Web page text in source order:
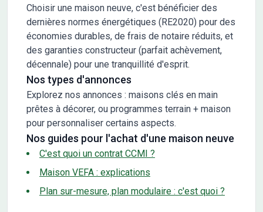
Choisir une maison neuve, c'est bénéficier des
dernières normes énergétiques (RE2020) pour des
économies durables, de frais de notaire réduits, et
des garanties constructeur (parfait achèvement,
décennale) pour une tranquillité d'esprit.
Nos types d'annonces
Explorez nos annonces : maisons clés en main
prêtes à décorer, ou programmes terrain + maison
pour personnaliser certains aspects.
Nos guides pour l'achat d'une maison neuve
C'est quoi un contrat CCMI ?
Maison VEFA : explications
Plan sur-mesure, plan modulaire : c'est quoi ?